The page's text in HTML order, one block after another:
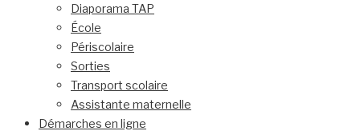
Diaporama TAP
École
Périscolaire
Sorties
Transport scolaire
Assistante maternelle
Démarches en ligne